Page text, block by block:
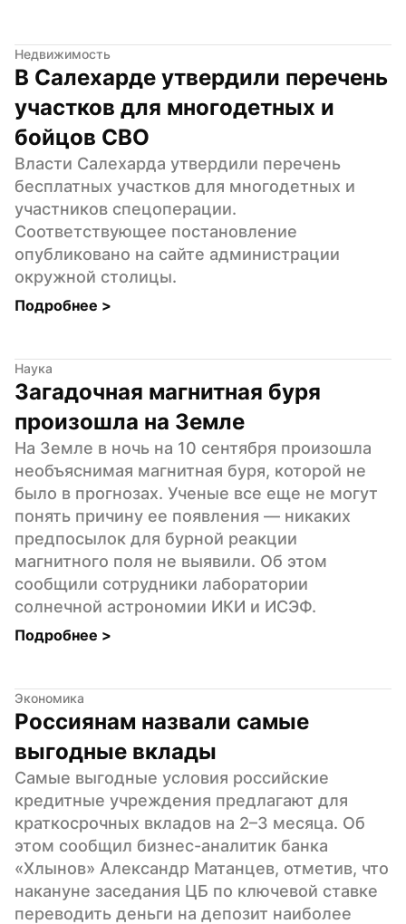
Недвижимость
В Салехарде утвердили перечень
участков для многодетных и
бойцов СВО
Власти Салехарда утвердили перечень
бесплатных участков для многодетных и
участников спецоперации.
Соответствующее постановление
опубликовано на сайте администрации
окружной столицы.
Подробнее >
Наука
Загадочная магнитная буря
произошла на Земле
На Земле в ночь на 10 сентября произошла
необъяснимая магнитная буря, которой не
было в прогнозах. Ученые все еще не могут
понять причину ее появления — никаких
предпосылок для бурной реакции
магнитного поля не выявили. Об этом
сообщили сотрудники лаборатории
солнечной астрономии ИКИ и ИСЭФ.
Подробнее >
Экономика
Россиянам назвали самые
выгодные вклады
Самые выгодные условия российские
кредитные учреждения предлагают для
краткосрочных вкладов на 2–3 месяца. Об
этом сообщил бизнес-аналитик банка
«Хлынов» Александр Матанцев, отметив, что
накануне заседания ЦБ по ключевой ставке
переводить деньги на депозит наиболее